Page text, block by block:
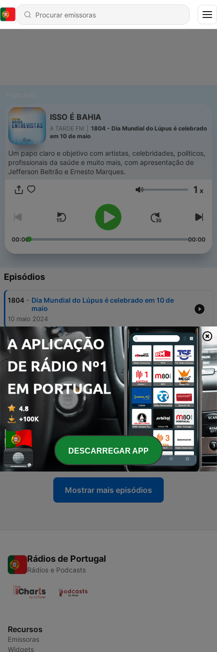
ISSO É BAHIA
A TARDE FM
1804 - Dia Mundial do Lúpus é celebrado
em 10 de maio
Um papo claro e objetivo com artistas, celebridades, políticos,
profissionais da saúde e muito mais, com apresentação de
Jefferson Beltrão e Ernesto Marques.
Volume 1 x
00:00 00:00
Episódios
1804 - Dia Mundial do Lúpus é celebrado em 10 de
maio
10 maio 2024
1803 - Mães empreendedoras aliam realização
profissional à rotina com os filhos
10 maio 2024
Show 'Bob Por Elas' homenageia o Dia Nacional
do Reggae
09 maio 2024
1801 - Empresa Promotora da Saúde Mental
08 maio 2024
1800 - Entrevista - René Viana
07 maio 2024
Mostrar mais episódios
Rádios de Portugal
Rádios e Podcasts
Recursos
Emissoras
Widgets
DESCARREGAR APP